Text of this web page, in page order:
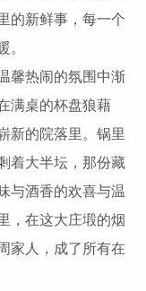
的新鲜事，每一个
。
热闹的氛围中渐
满桌的杯盘狼藉
新的院落里。锅里
着大半坛，那份藏
与酒香的欢喜与温
，在这大庄塅的烟
家人，成了所有在